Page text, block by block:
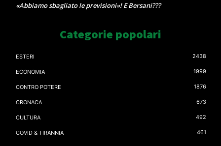
«Abbiamo sbagliato le previsioni»! E Bersani???
Categorie popolari
ESTERI 2438
ECONOMIA 1999
CONTRO POTERE 1876
CRONACA 673
CULTURA 492
COVID & TIRANNIA 461